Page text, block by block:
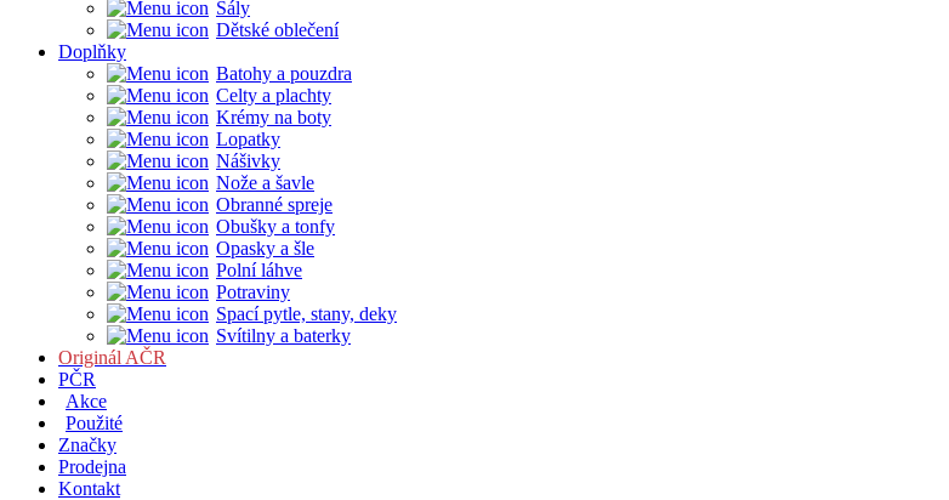
Šály
Dětské oblečení
Doplňky
Batohy a pouzdra
Celty a plachty
Krémy na boty
Lopatky
Nášivky
Nože a šavle
Obranné spreje
Obušky a tonfy
Opasky a šle
Polní láhve
Potraviny
Spací pytle, stany, deky
Svítilny a baterky
Originál AČR
PČR
Akce
Použité
Značky
Prodejna
Kontakt